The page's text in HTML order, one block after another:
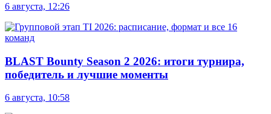
6 августа, 12:26
BLAST Bounty Season 2 2026: итоги турнира,
победитель и лучшие моменты
6 августа, 10:58